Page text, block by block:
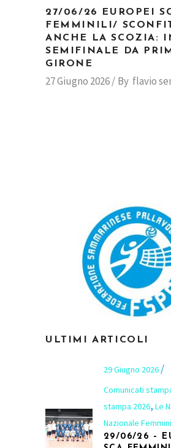
27/06/26 EUROPEI
FEMMINILI/
ANCHE LA SCOZIA:
SEMIFINALE DA
GIRONE
27 Giugno 2026 By flavio
ULTIMI ARTICOLI
29 Giugno 2026
Comunicati
stampa 2026, Le
Nazionale
29/06/26 –